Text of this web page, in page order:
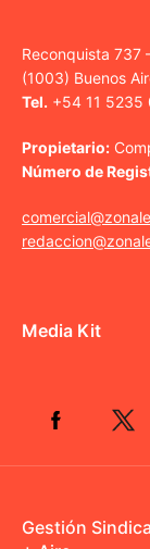
Reconquista 737
(1003) Buenos
Tel. +54 11
Propietario:
Número de
Media Kit
Gestión